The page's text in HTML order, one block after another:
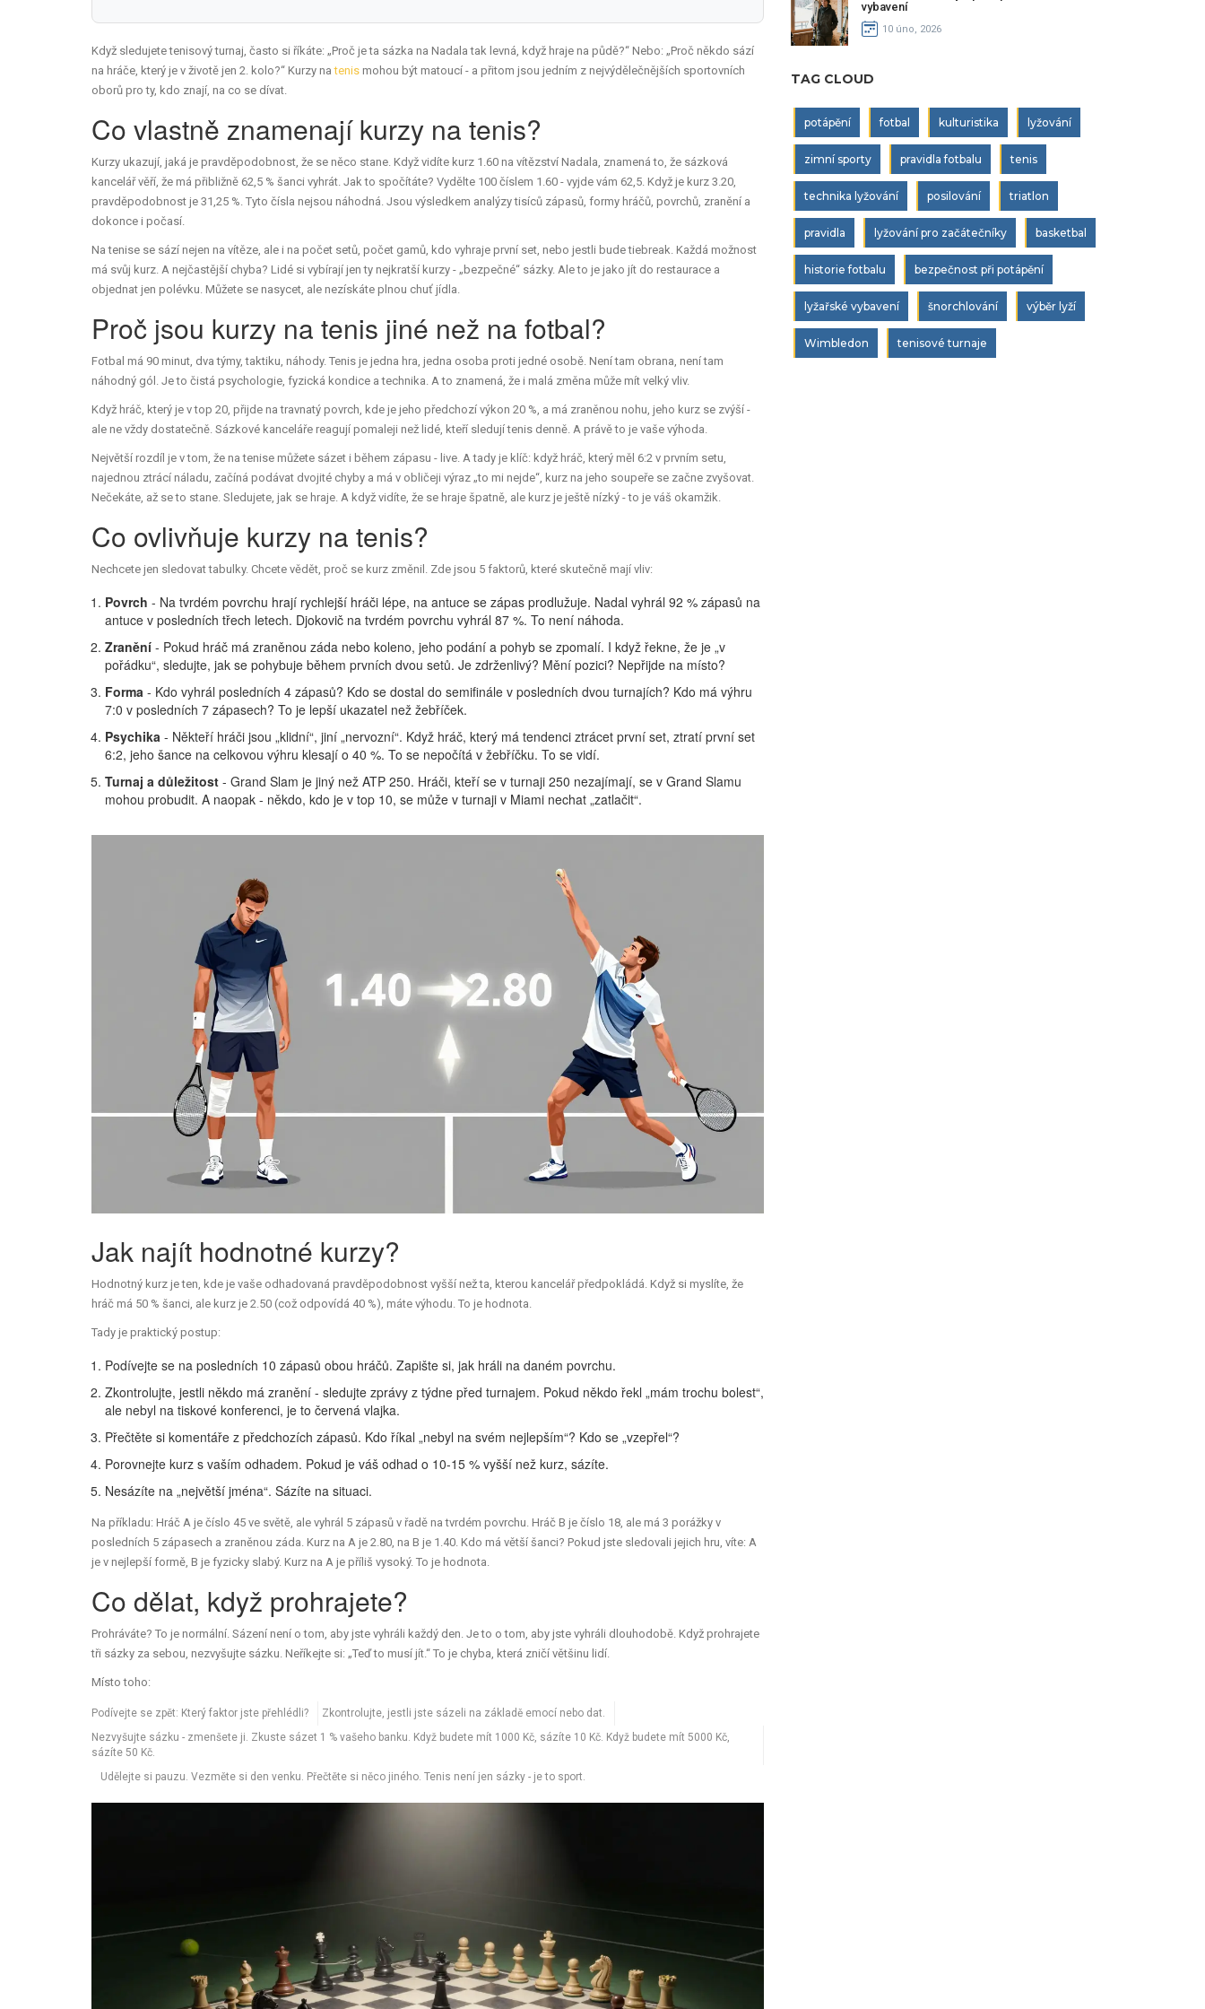
Když sledujete tenisový turnaj, často si říkáte: „Proč je ta sázka na Nadala tak levná, když hraje na půdě?“ Nebo: „Proč někdo sází
na hráče, který je v životě jen 2. kolo?“ Kurzy natenis mohou být matoucí - a přitom jsou jedním z nejvýdělečnějších sportovních
oborů pro ty, kdo znají, na co se dívat.
Co vlastně znamenají kurzy na tenis?
Kurzy ukazují, jaká je pravděpodobnost, že se něco stane. Když vidíte kurz 1.60 na vítězství Nadala, znamená to, že sázková
kancelář věří, že má přibližně 62,5 % šanci vyhrát. Jak to spočítáte? Vydělte 100 číslem 1.60 - vyjde vám 62,5. Když je kurz 3.20,
pravděpodobnost je 31,25 %. Tyto čísla nejsou náhodná. Jsou výsledkem analýzy tisíců zápasů, formy hráčů, povrchů, zranění a
dokonce i počasí.
Na tenise se sází nejen na vítěze, ale i na počet setů, počet gamů, kdo vyhraje první set, nebo jestli bude tiebreak. Každá možnost
má svůj kurz. A nejčastější chyba? Lidé si vybírají jen ty nejkratší kurzy - „bezpečné“ sázky. Ale to je jako jít do restaurace a
objednat jen polévku. Můžete se nasycet, ale nezískáte plnou chuť jídla.
Proč jsou kurzy na tenis jiné než na fotbal?
Fotbal má 90 minut, dva týmy, taktiku, náhody. Tenis je jedna hra, jedna osoba proti jedné osobě. Není tam obrana, není tam
náhodný gól. Je to čistá psychologie, fyzická kondice a technika. A to znamená, že i malá změna může mít velký vliv.
Když hráč, který je v top 20, přijde na travnatý povrch, kde je jeho předchozí výkon 20 %, a má zraněnou nohu, jeho kurz se zvýší -
ale ne vždy dostatečně. Sázkové kanceláře reagují pomaleji než lidé, kteří sledují tenis denně. A právě to je vaše výhoda.
Největší rozdíl je v tom, že na tenise můžete sázet i během zápasu - live. A tady je klíč: když hráč, který měl 6:2 v prvním setu,
najednou ztrácí náladu, začíná podávat dvojité chyby a má v obličeji výraz „to mi nejde“, kurz na jeho soupeře se začne zvyšovat.
Nečekáte, až se to stane. Sledujete, jak se hraje. A když vidíte, že se hraje špatně, ale kurz je ještě nízký - to je váš okamžik.
Co ovlivňuje kurzy na tenis?
Nechcete jen sledovat tabulky. Chcete vědět, proč se kurz změnil. Zde jsou 5 faktorů, které skutečně mají vliv:
Povrch - Na tvrdém povrchu hrají rychlejší hráči lépe, na antuce se zápas prodlužuje. Nadal vyhrál 92 % zápasů na
antuce v posledních třech letech. Djokovič na tvrdém povrchu vyhrál 87 %. To není náhoda.
Zranění - Pokud hráč má zraněnou záda nebo koleno, jeho podání a pohyb se zpomalí. I když řekne, že je „v
pořádku“, sledujte, jak se pohybuje během prvních dvou setů. Je zdrženlivý? Mění pozici? Nepřijde na místo?
Forma - Kdo vyhrál posledních 4 zápasů? Kdo se dostal do semifinále v posledních dvou turnajích? Kdo má výhru
7:0 v posledních 7 zápasech? To je lepší ukazatel než žebříček.
Psychika - Někteří hráči jsou „klidní“, jiní „nervozní“. Když hráč, který má tendenci ztrácet první set, ztratí první set
6:2, jeho šance na celkovou výhru klesají o 40 %. To se nepočítá v žebříčku. To se vidí.
Turnaj a důležitost - Grand Slam je jiný než ATP 250. Hráči, kteří se v turnaji 250 nezajímají, se v Grand Slamu
mohou probudit. A naopak - někdo, kdo je v top 10, se může v turnaji v Miami nechat „zatlačit“.
Jak najít hodnotné kurzy?
Hodnotný kurz je ten, kde je vaše odhadovaná pravděpodobnost vyšší než ta, kterou kancelář předpokládá. Když si myslíte, že
hráč má 50 % šanci, ale kurz je 2.50 (což odpovídá 40 %), máte výhodu. To je hodnota.
Tady je praktický postup:
Podívejte se na posledních 10 zápasů obou hráčů. Zapište si, jak hráli na daném povrchu.
Zkontrolujte, jestli někdo má zranění - sledujte zprávy z týdne před turnajem. Pokud někdo řekl „mám trochu bolest“,
ale nebyl na tiskové konferenci, je to červená vlajka.
Přečtěte si komentáře z předchozích zápasů. Kdo říkal „nebyl na svém nejlepším“? Kdo se „vzepřel“?
Porovnejte kurz s vaším odhadem. Pokud je váš odhad o 10-15 % vyšší než kurz, sázíte.
Nesázíte na „největší jména“. Sázíte na situaci.
Na příkladu: Hráč A je číslo 45 ve světě, ale vyhrál 5 zápasů v řadě na tvrdém povrchu. Hráč B je číslo 18, ale má 3 porážky v
posledních 5 zápasech a zraněnou záda. Kurz na A je 2.80, na B je 1.40. Kdo má větší šanci? Pokud jste sledovali jejich hru, víte: A
je v nejlepší formě, B je fyzicky slabý. Kurz na A je příliš vysoký. To je hodnota.
Co dělat, když prohrajete?
Prohráváte? To je normální. Sázení není o tom, aby jste vyhráli každý den. Je to o tom, aby jste vyhráli dlouhodobě. Když prohrajete
tři sázky za sebou, nezvyšujte sázku. Neříkejte si: „Teď to musí jít.“ To je chyba, která zničí většinu lidí.
Místo toho:
Podívejte se zpět: Který faktor jste přehlédli?
Zkontrolujte, jestli jste sázeli na základě emocí nebo dat.
Nezvyšujte sázku - zmenšete ji. Zkuste sázet 1 % vašeho banku. Když budete mít 1000 Kč, sázíte 10 Kč. Když budete mít 5000 Kč,
sázíte 50 Kč.
Udělejte si pauzu. Vezměte si den venku. Přečtěte si něco jiného. Tenis není jen sázky - je to sport.
vybavení
10 úno, 2026
TAG CLOUD
potápění fotbal kulturistika lyžování
zimní sporty pravidla fotbalu tenis
technika lyžování posilování triatlon
pravidla lyžování pro začátečníky basketbal
historie fotbalu bezpečnost při potápění
lyžařské vybavení šnorchlování výběr lyží
Wimbledon tenisové turnaje